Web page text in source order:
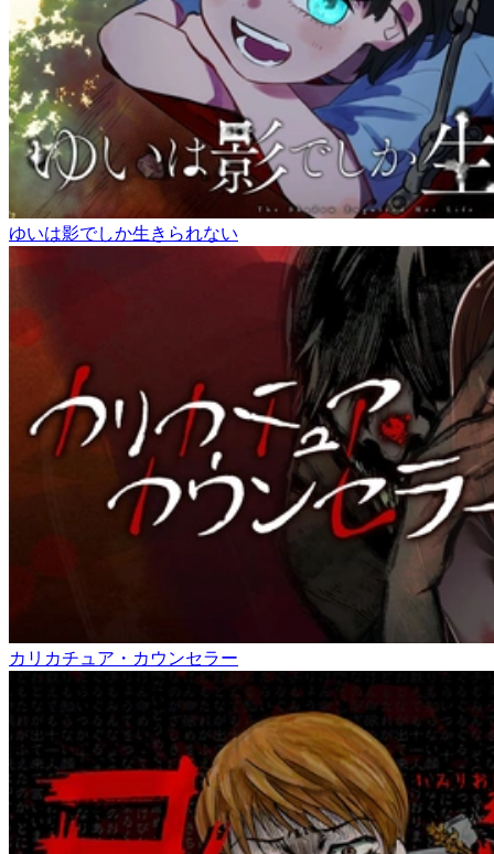
ゆいは影でしか生きられない
カリカチュア・カウンセラー